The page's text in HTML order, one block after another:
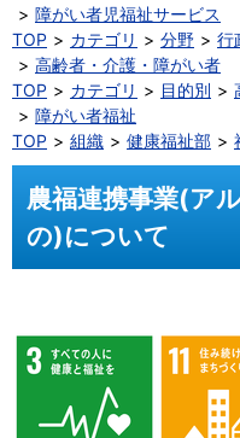
障がい者児福祉サービス
TOP
カテゴリ 分野 行
高齢者・介護・障がい者
TOP
カテゴリ 目的別
障がい者福祉
TOP
組織 健康福祉部
農福連携事業(ア
の)について